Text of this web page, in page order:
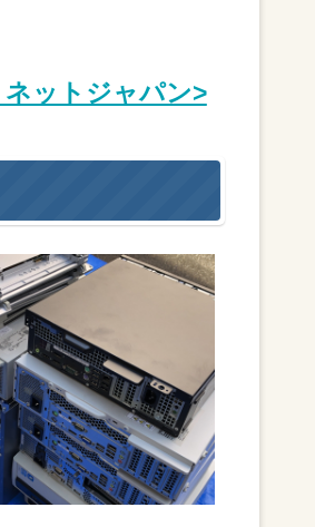
ネットジャパン>